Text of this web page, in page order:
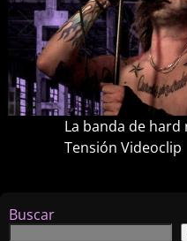
La banda de hard
Tensión Videoclip
Navegador de
Buscar